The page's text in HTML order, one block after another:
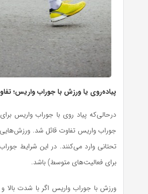
پیاده‌روی یا ورزش با جوراب واریس؛
درحالی‌که پیاد ‌روی با جوراب واریس
جوراب واریس تفاوت قائل شد. ورزش‌هایی
برای فعالیت‌های متوسط) باشد.
ورزش با جوراب واریس اگر با شدت